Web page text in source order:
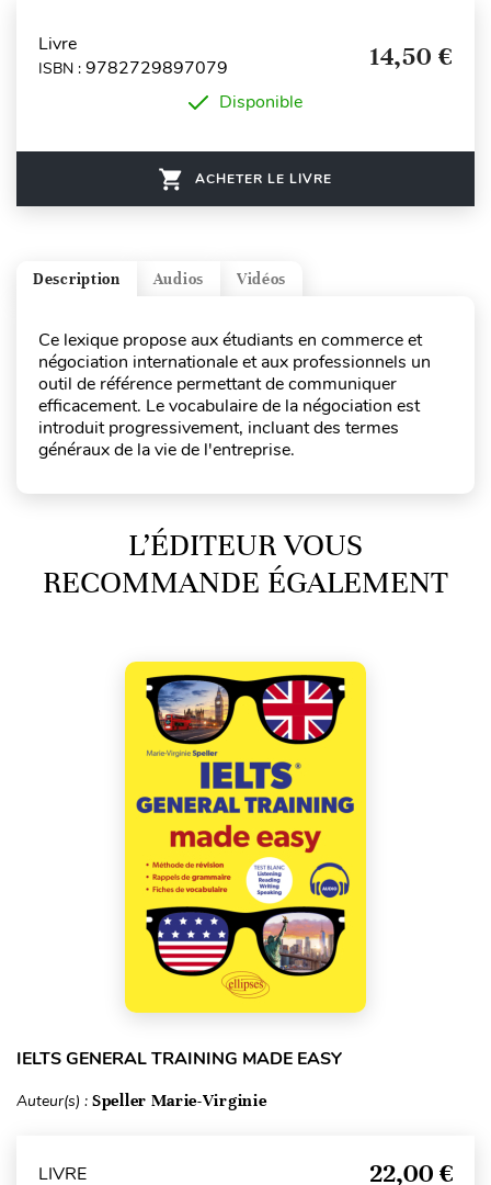
Livre
ISBN : 9782729897079 14,50 €
Disponible
ACHETER LE LIVRE
Vidéos
Audios
Description
Ce lexique propose aux étudiants en commerce et
négociation internationale et aux professionnels un
outil de référence permettant de communiquer
efficacement. Le vocabulaire de la négociation est
introduit progressivement, incluant des termes
généraux de la vie de l'entreprise.
L’ÉDITEUR VOUS
RECOMMANDE ÉGALEMENT
IELTS GENERAL TRAINING MADE EASY
Auteur(s) : Speller Marie-Virginie
LIVRE 22,00 €